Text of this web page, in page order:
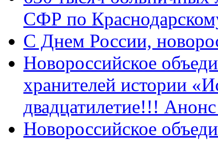
СФР по
C Днем России,
Новороссийское
хранителей истории
двадцатилетие!!!
Новороссийское